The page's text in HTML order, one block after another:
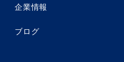
企業情報
ブログ